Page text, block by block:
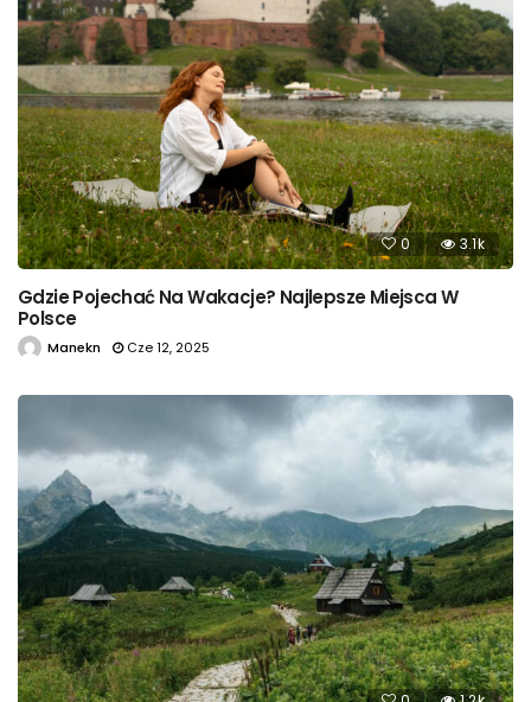
0 3.1k
Gdzie Pojechać Na Wakacje? Najlepsze Miejsca W
Polsce
Manekn Cze 12, 2025